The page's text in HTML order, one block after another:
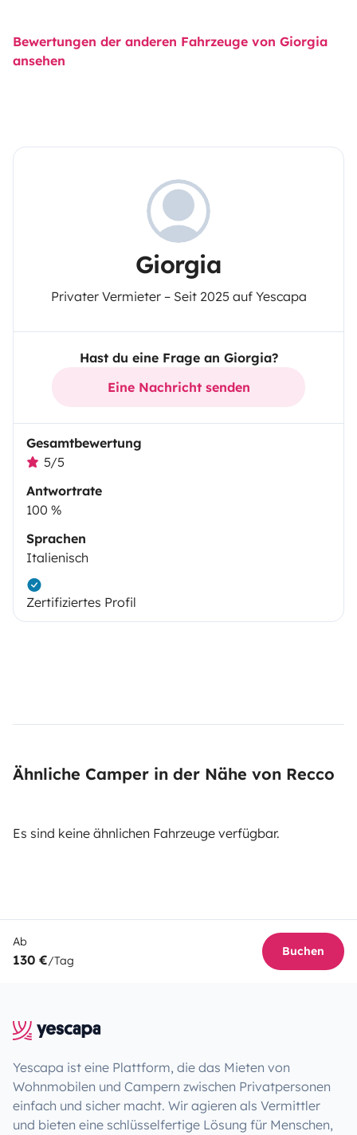
Bewertungen der anderen Fahrzeuge von Giorgia
ansehen
Giorgia
Privater Vermieter – Seit 2025 auf Yescapa
Hast du eine Frage an Giorgia?
Eine Nachricht senden
Gesamtbewertung
5/5
Antwortrate
100 %
Sprachen
Italienisch
Zertifiziertes Profil
Ähnliche Camper in der Nähe von Recco
Es sind keine ähnlichen Fahrzeuge verfügbar.
Ab
130 €/Tag
Buchen
Yescapa ist eine Plattform, die das Mieten von
Wohnmobilen und Campern zwischen Privatpersonen
einfach und sicher macht. Wir agieren als Vermittler
und bieten eine schlüsselfertige Lösung für Menschen,